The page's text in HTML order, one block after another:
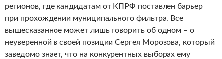
регионов, где кандидатам от КПРФ поставлен барьер
при прохождении муниципального фильтра. Все
вышесказанное может лишь говорить об одном – о
неуверенной в своей позиции Сергея Морозова, который
заведомо знает, что на конкурентных выборах ему